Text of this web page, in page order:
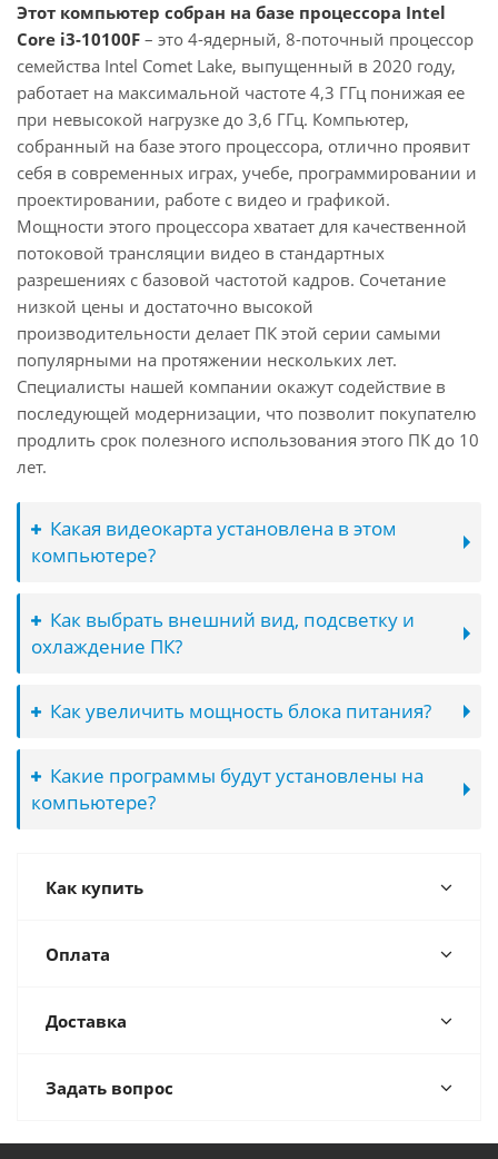
Этот компьютер собран на базе процессора Intel
Core i3-10100F – это 4-ядерный, 8-поточный процессор
семейства Intel Comet Lake, выпущенный в 2020 году,
работает на максимальной частоте 4,3 ГГц понижая ее
при невысокой нагрузке до 3,6 ГГц. Компьютер,
собранный на базе этого процессора, отлично проявит
себя в современных играх, учебе, программировании и
проектировании, работе с видео и графикой.
Мощности этого процессора хватает для качественной
потоковой трансляции видео в стандартных
разрешениях с базовой частотой кадров. Сочетание
низкой цены и достаточно высокой
производительности делает ПК этой серии самыми
популярными на протяжении нескольких лет.
Специалисты нашей компании окажут содействие в
последующей модернизации, что позволит покупателю
продлить срок полезного использования этого ПК до 10
лет.
Какая видеокарта установлена в этом
компьютере?
Как выбрать внешний вид, подсветку и
охлаждение ПК?
Как увеличить мощность блока питания?
Какие программы будут установлены на
компьютере?
Как купить
Оплата
Доставка
Задать вопрос